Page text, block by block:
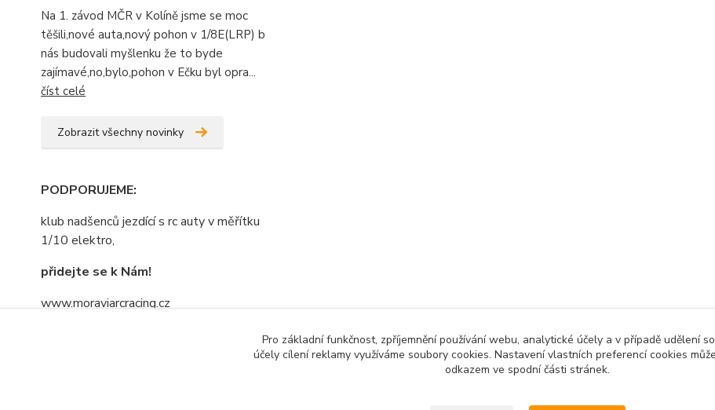
Na 1. závod MČR v Kolíně jsme se moc
těšili,nové auta,nový pohon v 1/8E(LRP) b
nás budovali myšlenku že to byde
zajímavé,no,bylo,pohon v Ečku byl opra...
číst celé
Zobrazit všechny novinky
PODPORUJEME:
klub nadšenců jezdící s rc auty v měřítku
1/10 elektro,
přidejte se k Nám!
www.moraviarcracing.cz
Pro základní funkčnost, zpříjemnění používání webu, analytické účely a v případě udělení
účely cílení reklamy využíváme soubory cookies. Nastavení vlastních preferencí cookies
odkazem ve spodní části stránek.